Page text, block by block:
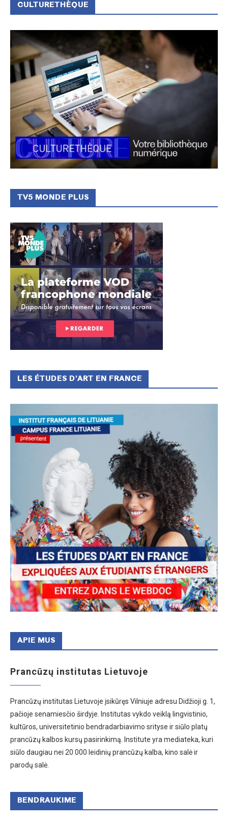
CULTURETHÈQUE
TV5 MONDE PLUS
LES ÉTUDES D’ART EN FRANCE
APIE MUS
Prancūzų institutas Lietuvoje
Prancūzų institutas Lietuvoje įsikūręs Vilniuje adresu Didžioji g. 1,
pačioje senamiesčio širdyje. Institutas vykdo veiklą lingvistinio,
kultūros, universitetinio bendradarbiavimo srityse ir siūlo platų
prancūzų kalbos kursų pasirinkimą. Institute yra mediateka, kuri
siūlo daugiau nei 20 000 leidinių prancūzų kalba, kino salė ir
parodų salė.
BENDRAUKIME